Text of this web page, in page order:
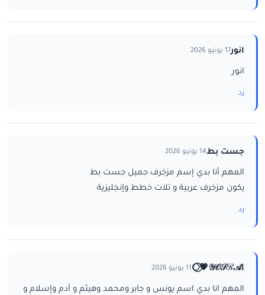
انور17 يونيو 2026
انور
رد
جست بط14 يونيو 2026
المهم أنا بدي إسم مزخرف جميل جست بط
يكون مزخرف عربية و تلات خطط وإنجليزية
رد
ا𝒴𝒪𝒮ℛ𝒜💗⃝🌕 11 يونيو 2026
المهم انا بدي اسم يونس و جابر ومحمد وهيثم و آدم وإسلام و